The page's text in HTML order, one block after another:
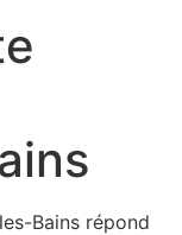
Bains répond